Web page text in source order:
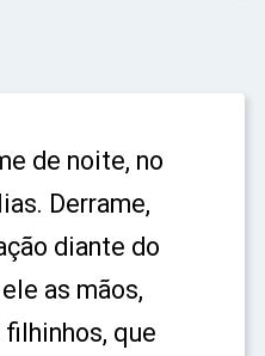
de noite, no
Derrame,
diante do
as mãos,
que